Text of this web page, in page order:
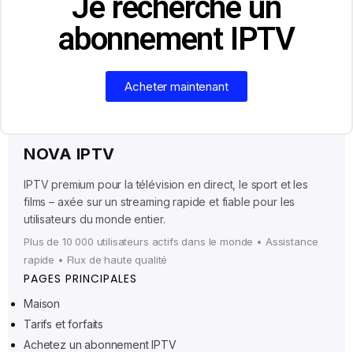
Je recherche un
abonnement IPTV
Acheter maintenant
NOVA IPTV
IPTV premium pour la télévision en direct, le sport et les
films – axée sur un streaming rapide et fiable pour les
utilisateurs du monde entier.
Plus de 10 000 utilisateurs actifs dans le monde • Assistance
rapide • Flux de haute qualité
PAGES PRINCIPALES
Maison
Tarifs et forfaits
Achetez un abonnement IPTV